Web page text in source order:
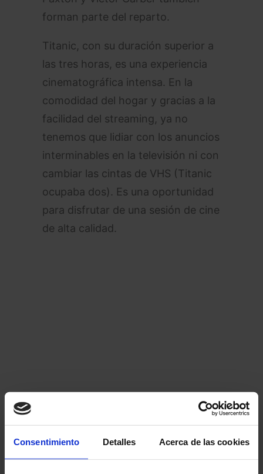
Consentimiento Detalles Acerca de las cookies
forman parte del reparto.
Titanic, con su duración superior a
las tres horas, es una experiencia
cinematográfica intensa. En la
comodidad del hogar y gracias a la
facilidad del streaming, ya no
tenemos que lidiar con los anuncios
interminables en la televisión ni con
cambiar las cintas de VHS (Titanic
ocupaba dos). Es una oportunidad
para disfrutar de una sesión de cine
de alta calidad.